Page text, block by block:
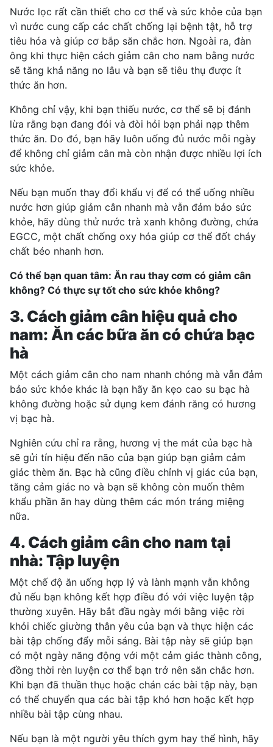
Nước lọc rất cần thiết cho cơ thể và sức khỏe của bạn
vì nước cung cấp các chất chống lại bệnh tật, hỗ trợ
tiêu hóa và giúp cơ bắp săn chắc hơn. Ngoài ra, đàn
ông khi thực hiện cách giảm cân cho nam bằng nước
sẽ tăng khả năng no lâu và bạn sẽ tiêu thụ được ít
thức ăn hơn.
Không chỉ vậy, khi bạn thiếu nước, cơ thể sẽ bị đánh
lừa rằng bạn đang đói và đòi hỏi bạn phải nạp thêm
thức ăn. Do đó, bạn hãy luôn uống đủ nước mỗi ngày
để không chỉ giảm cân mà còn nhận được nhiều lợi ích
sức khỏe.
Nếu bạn muốn thay đổi khẩu vị để có thể uống nhiều
nước hơn giúp giảm cân nhanh mà vẫn đảm bảo sức
khỏe, hãy dùng thử nước trà xanh không đường, chứa
EGCC, một chất chống oxy hóa giúp cơ thể đốt cháy
chất béo nhanh hơn.
Có thể bạn quan tâm: Ăn rau thay cơm có giảm cân
không? Có thực sự tốt cho sức khỏe không?
3. Cách giảm cân hiệu quả cho
nam: Ăn các bữa ăn có chứa bạc
hà
Một cách giảm cân cho nam nhanh chóng mà vẫn đảm
bảo sức khỏe khác là bạn hãy ăn kẹo cao su bạc hà
không đường hoặc sử dụng kem đánh răng có hương
vị bạc hà.
Nghiên cứu chỉ ra rằng, hương vị the mát của bạc hà
sẽ gửi tín hiệu đến não của bạn giúp bạn giảm cảm
giác thèm ăn. Bạc hà cũng điều chỉnh vị giác của bạn,
tăng cảm giác no và bạn sẽ không còn muốn thêm
khẩu phần ăn hay dùng thêm các món tráng miệng
nữa.
4. Cách giảm cân cho nam tại
nhà: Tập luyện
Một chế độ ăn uống hợp lý và lành mạnh vẫn không
đủ nếu bạn không kết hợp điều đó với việc luyện tập
thường xuyên. Hãy bắt đầu ngày mới bằng việc rời
khỏi chiếc giường thân yêu của bạn và thực hiện các
bài tập chống đẩy mỗi sáng. Bài tập này sẽ giúp bạn
có một ngày năng động với một cảm giác thành công,
đồng thời rèn luyện cơ thể bạn trở nên săn chắc hơn.
Khi bạn đã thuần thục hoặc chán các bài tập này, bạn
có thể chuyển qua các bài tập khó hơn hoặc kết hợp
nhiều bài tập cùng nhau.
Nếu bạn là một người yêu thích gym hay thể hình, hãy